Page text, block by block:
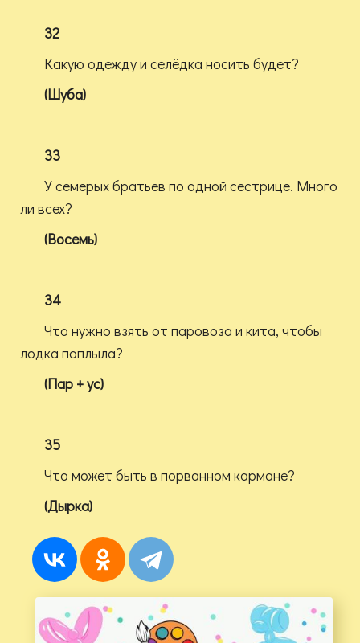
32
Какую одежду и селёдка носить будет?
(Шуба)
33
У семерых братьев по одной сестрице. Много
ли всех?
(Восемь)
34
Что нужно взять от паровоза и кита, чтобы
лодка поплыла?
(Пар + ус)
35
Что может быть в порванном кармане?
(Дырка)